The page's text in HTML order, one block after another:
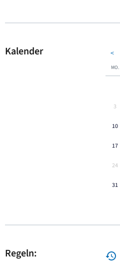
Kalender <
MO.
3
10
17
24
31
Regeln: